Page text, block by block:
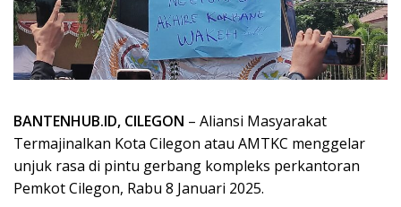
BANTENHUB.ID, CILEGON – Aliansi Masyarakat
Termajinalkan Kota Cilegon atau AMTKC menggelar
unjuk rasa di pintu gerbang kompleks perkantoran
Pemkot Cilegon, Rabu 8 Januari 2025.